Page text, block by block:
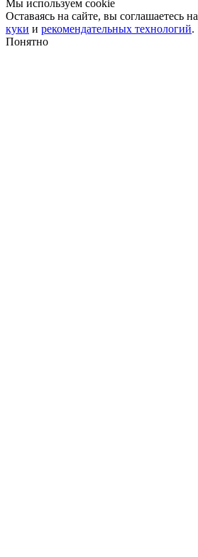
Мы используем cookie
Оставаясь на сайте, вы соглашаетесь на
куки и рекомендательных технологий.
Понятно